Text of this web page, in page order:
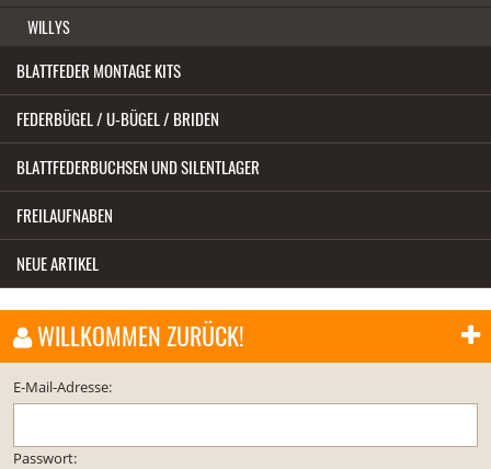
WILLYS
BLATTFEDER MONTAGE KITS
FEDERBÜGEL / U-BÜGEL / BRIDEN
BLATTFEDERBUCHSEN UND SILENTLAGER
FREILAUFNABEN
NEUE ARTIKEL
WILLKOMMEN ZURÜCK!
E-Mail-Adresse:
Passwort: